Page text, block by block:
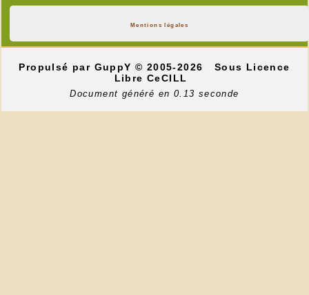
Mentions légales
Propulsé par GuppY© 2005-2026
Sous Licence
Libre CeCILL
Document généré en 0.13 seconde